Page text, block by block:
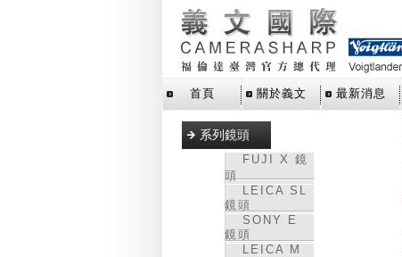
首頁 關於義文 最新消息
系列鏡頭
FUJI X 鏡
頭
LEICA SL
鏡頭
SONY E
鏡頭
LEICA M